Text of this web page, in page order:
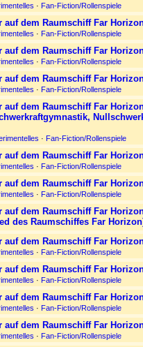
· Fan-Fiction/Rollenspiele
dem Raumschiff Far
· Fan-Fiction/Rollenspiele
dem Raumschiff Far
· Fan-Fiction/Rollenspiele
dem Raumschiff Far
· Fan-Fiction/Rollenspiele
auf dem Raumschiff Far
· Fan-Fiction/Rollenspiele
dem Raumschiff Far
· Fan-Fiction/Rollenspiele
dem Raumschiff Far
· Fan-Fiction/Rollenspiele
auf dem Raumschiff Far
des Raumschiffes Far
dem Raumschiff Far
· Fan-Fiction/Rollenspiele
dem Raumschiff Far
· Fan-Fiction/Rollenspiele
dem Raumschiff Far
· Fan-Fiction/Rollenspiele
dem Raumschiff Far
· Fan-Fiction/Rollenspiele